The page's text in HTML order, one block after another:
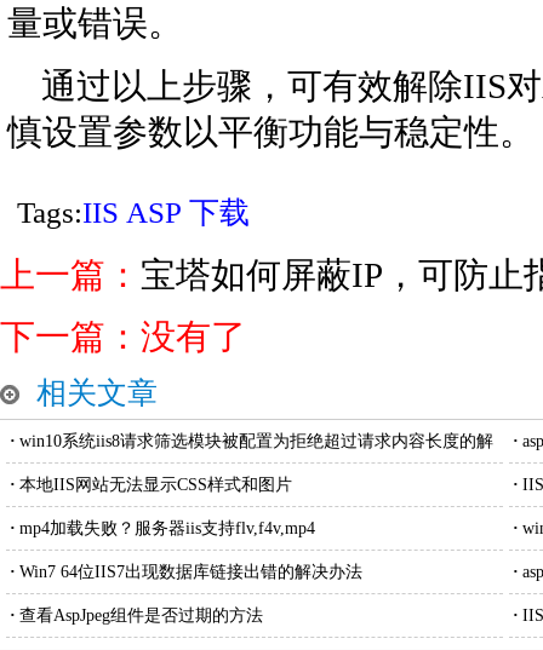
量或错误。
通过以上步骤，可有效解除IIS
慎设置参数以平衡功能与稳定性。
Tags:IIS ASP 下载
上一篇： 宝塔如何屏蔽IP，可防止
下一篇：没有了
相关文章
· win10系统iis8请求筛选模块被配置为拒绝超过请求内容长度的解
决方法
·
· 本地IIS网站无法显示CSS样式和图片 ·
· mp4加载失败？服务器iis支持flv,f4v,mp4 ·
· Win7 64位IIS7出现数据库链接出错的解决办法 ·
· 查看AspJpeg组件是否过期的方法 ·